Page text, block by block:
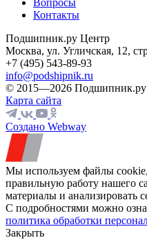
Вопросы
Контакты
Подшипник.ру Центр
Москва, ул. Угличская, 12,
+7 (495) 543-89-93
info@podshipnik.ru
© 2015—2026 Подшипник.ру
Карта сайта
Создано Webway
Мы используем файлы
правильную работу нашего
материалы и анализировать
С подробностями можно
политика обработки
Закрыть